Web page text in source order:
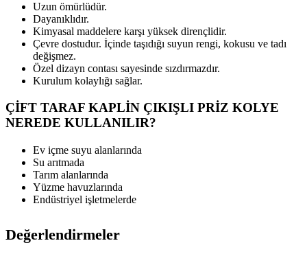
Uzun ömürlüdür.
Dayanıklıdır.
Kimyasal maddelere karşı yüksek dirençlidir.
Çevre dostudur. İçinde taşıdığı suyun rengi, kokusu ve tadı
değişmez.
Özel dizayn contası sayesinde sızdırmazdır.
Kurulum kolaylığı sağlar.
ÇİFT TARAF KAPLİN ÇIKIŞLI PRİZ KOLYE
NEREDE KULLANILIR?
Ev içme suyu alanlarında
Su arıtmada
Tarım alanlarında
Yüzme havuzlarında
Endüstriyel işletmelerde
Değerlendirmeler